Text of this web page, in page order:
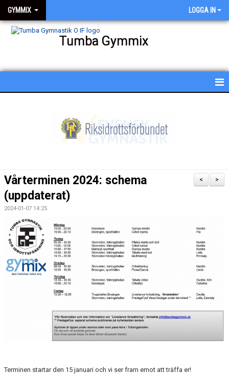
GYMMIX LOGGA IN
Tumba Gymmix
BESKRIVNING AV PASSEN
BILDGALLERI
DOKUMENT
TRÄNINGSRESA
TRIVSELREGLER
ANMÄLAN
>
<
Vårterminen 2024: schema
(uppdaterat)
2024-01-07 14:25
Terminen startar den 15 januari och vi ser fram emot att träffa er!